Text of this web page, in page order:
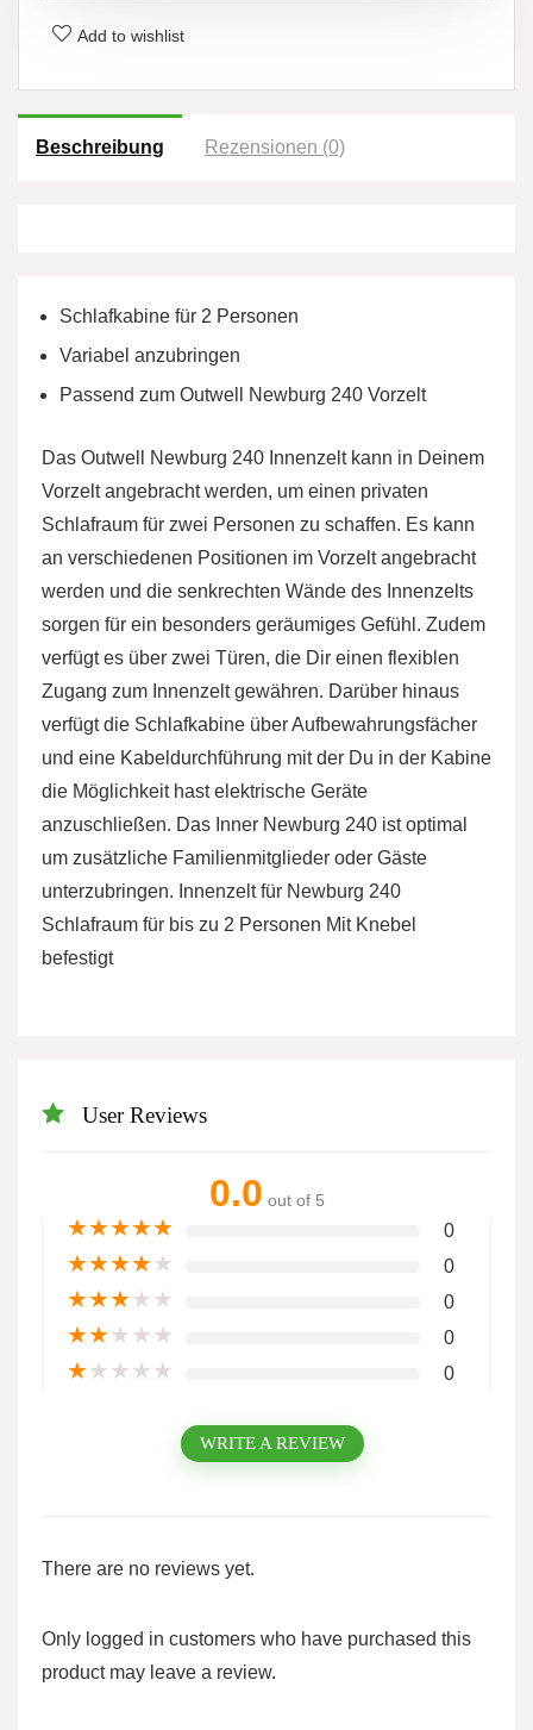
Add to wishlist
Beschreibung Rezensionen (0)
Schlafkabine für 2 Personen
Variabel anzubringen
Passend zum Outwell Newburg 240 Vorzelt
Das Outwell Newburg 240 Innenzelt kann in Deinem
Vorzelt angebracht werden, um einen privaten
Schlafraum für zwei Personen zu schaffen. Es kann
an verschiedenen Positionen im Vorzelt angebracht
werden und die senkrechten Wände des Innenzelts
sorgen für ein besonders geräumiges Gefühl. Zudem
verfügt es über zwei Türen, die Dir einen flexiblen
Zugang zum Innenzelt gewähren. Darüber hinaus
verfügt die Schlafkabine über Aufbewahrungsfächer
und eine Kabeldurchführung mit der Du in der Kabine
die Möglichkeit hast elektrische Geräte
anzuschließen. Das Inner Newburg 240 ist optimal
um zusätzliche Familienmitglieder oder Gäste
unterzubringen. Innenzelt für Newburg 240
Schlafraum für bis zu 2 Personen Mit Knebel
befestigt
User Reviews
0.0 out of 5
★★★★★ 0
★★★★★ 0
★★★★★ 0
★★★★★ 0
★★★★★ 0
WRITE A REVIEW
There are no reviews yet.
Only logged in customers who have purchased this
product may leave a review.